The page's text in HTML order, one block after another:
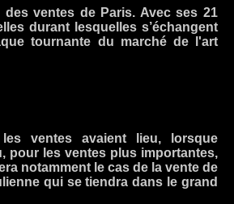
ventes de Paris. Avec ses 21
durant lesquelles s’échangent
tournante du marché de l'art
les ventes avaient lieu, lorsque
pour les ventes plus importantes,
notamment le cas de la vente de
qui se tiendra dans le grand